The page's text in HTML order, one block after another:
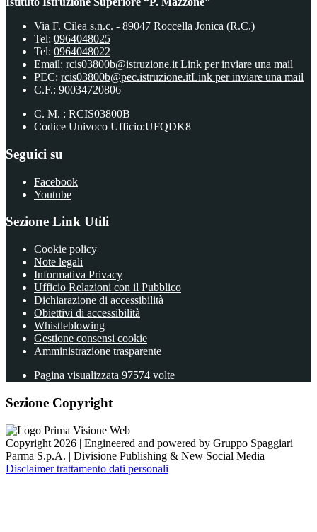
Via F. Cilea s.n.c. - 89047 Roccella Jonica (R.C.)
Tel: 0964048025
Tel: 0964048022
Email: rcis03800b@istruzione.it Link per inviare una mail
PEC: rcis03800b@pec.istruzione.itLink per inviare una mail
C.F.: 90034720806
C. M. : RCIS03800B
Codice Univoco Ufficio:UFQDK8
Seguici su
Facebook
Youtube
Sezione Link Utili
Cookie policy
Note legali
Informativa Privacy
Ufficio Relazioni con il Pubblico
Dichiarazione di accessibilità
Obiettivi di accessibilità
Whistleblowing
Gestione consensi cookie
Amministrazione trasparente
Pagina visualizzata 97574 volte
Sezione Copyright
Copyright 2026 | Engineered and powered by Gruppo Spaggiari
Parma S.p.A. | Divisione Publishing & New Social Media
Disclaimer trattamento dati personali